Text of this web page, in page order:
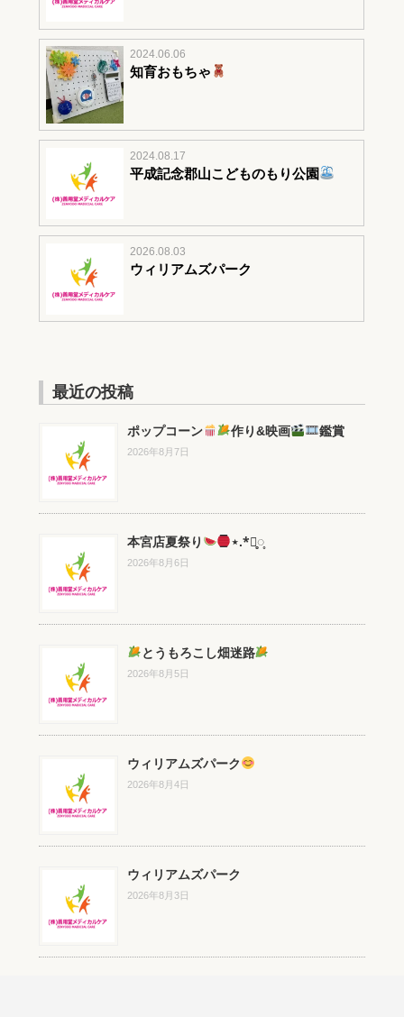
2024.06.06
知育おもちゃ
2024.08.17
平成記念郡山こどものもり公園
2026.08.03
ウィリアムズパーク
最近の投稿
ポップコーン 作り&映画 鑑賞
2026年8月7日
本宮店夏祭り ⋆.*⃝̥◌̥
2026年8月6日
とうもろこし畑迷路
2026年8月5日
ウィリアムズパーク
2026年8月4日
ウィリアムズパーク
2026年8月3日